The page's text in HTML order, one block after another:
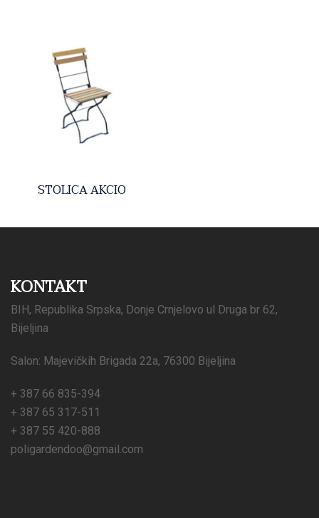
STOLICA AKCIO
KONTAKT
BIH, Republika Srpska, Donje Crnjelovo ul Druga br 62,
Bijeljina
Salon: Majevičkih Brigada 22a, 76300 Bijeljina
+ 387 66 835-394
+ 387 65 317-511
+ 387 55 420-888
poligardendoo@gmail.com